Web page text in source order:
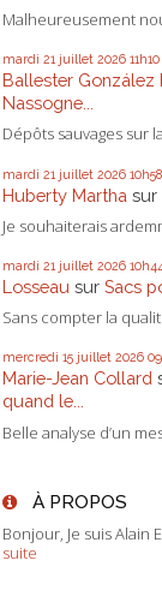
Malheureusement
mardi 21 juillet 2026 11h10
Ballester González
Nassogne...
Dépôts sauvages sur
mardi 21 juillet 2026 10h58
Huberty Martha sur
Je souhaiterais
mardi 21 juillet 2026 10h44
Losseau sur Sacs
Sans compter la
mercredi 15 juillet 2026
Marie-Jean Collard
quand le...
Belle analyse d’un
À PROPOS
Bonjour, Je suis Alain
suite